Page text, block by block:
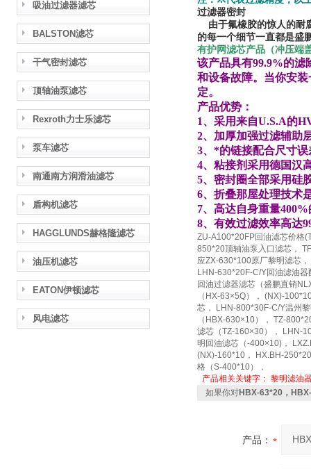
吸油过滤器滤芯
BALSTON滤芯
干气密封滤芯
顶轴油泵滤芯
Rexroth力士乐滤芯
泵车滤芯
南通南方润滑油滤芯
盾构机滤芯
HAGGLUNDS赫格隆滤芯
油压机滤芯
EATON伊顿滤芯
风电滤芯
过滤器密封
由于氟橡胶的惊人的耐
的每一个细节一直都是盛
有护网滤芯产品（冲压端
该产品具有99.9%的滤
和设备故障。当你安
定。
产品优势：
1、采用来自U.S.A的
2、加厚加强过滤辅助
3、*的链接配合尺寸误
4、粘接剂采用德国汉
5、密封圈全部采用硅
6、折叠那屋处理技术
7、高达自身重量
8、有效过滤效率高达
ZU-A100*20FP回油滤芯价格
850*20顶轴油泵入口滤芯，
应ZX-630*100原厂黎明滤芯
LHN-630*20F-C/Y回油滤油
回油过滤器滤芯（盛鹏直销
（HX-63×5Q）， (NX)-
芯， LHN-800*30F-C/Y温州
（HBX-630×10）， TZ-
滤芯（TZ-160×30）， LHN-
明回油滤芯（-400×10)，
(NX)-160*10， HX.BH-
格（S-400*10），
产品相关关键字： 黎明滤油
如果你对HBX-63*20，
产品：